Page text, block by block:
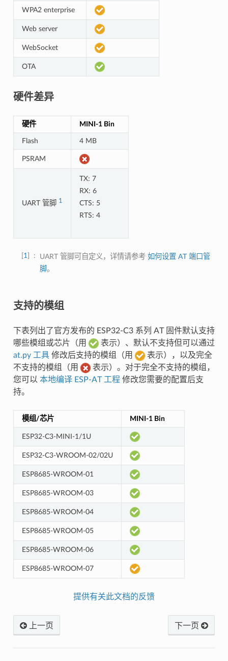
WPA2 enterprise
Web server
WebSocket
OTA
硬件差异
硬件 MINI-1 Bin
Flash 4 MB
PSRAM
UART 管脚 1
TX: 7
RX: 6
CTS: 5
RTS: 4
1 UART 管脚可自定义，详情请参考 如何设置 AT 端口管
脚。
支持的模组
下表列出了官方发布的 ESP32-C3 系列 AT 固件默认支持
哪些模组或芯片（用
表示）、默认不支持但可以通过
at.py 工具修改后支持的模组（用
表示），以及完全
不支持的模组（用
表示）。对于完全不支持的模组，
您可以 本地编译 ESP-AT 工程 修改您需要的配置后支
持。
模组/芯片 MINI-1 Bin
ESP32-C3-MINI-1/1U
ESP32-C3-WROOM-02/02U
ESP8685-WROOM-01
ESP8685-WROOM-03
ESP8685-WROOM-04
ESP8685-WROOM-05
ESP8685-WROOM-06
ESP8685-WROOM-07
提供有关此文档的反馈
上一页 下一页